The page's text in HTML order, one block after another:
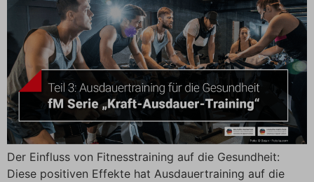
Der Einfluss von Fitnesstraining auf die Gesundheit:
Diese positiven Effekte hat Ausdauertraining auf die